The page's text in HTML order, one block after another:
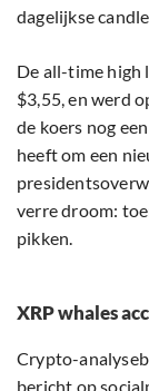
dagelijkse
De all-time high
$3,55, en werd
de koers nog
heeft om een
verre droom:
pikken.
XRP whales
Crypto-
bericht op